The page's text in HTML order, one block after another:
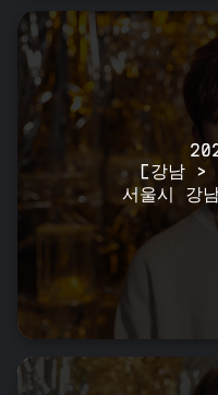
[강남 >
서울시 강